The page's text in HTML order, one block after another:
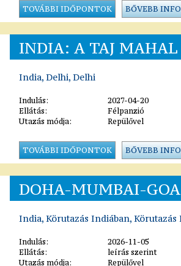
TOVÁBBI IDŐPONTOK BŐVEBB
INDIA: A TAJ MAHAL
India, Delhi, Delhi
Indulás:
2027-04-20
Ellátás:
Félpanzió
Utazás módja:
Repülővel
TOVÁBBI IDŐPONTOK BŐVEBB
DOHA-MUMBAI-
India, Körutazás Indiában, Körutazás
Indulás:
2026-11-05
Ellátás:
leírás szerint
Utazás módja:
Repülővel